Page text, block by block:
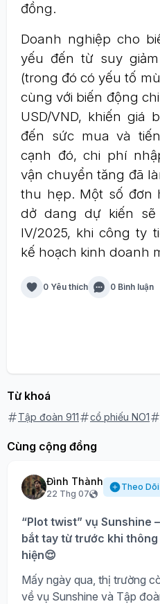
đồng.
Doanh nghiệp cho
yếu đến từ suy
(trong đó có yếu tố
cùng với biến động
USD/VND, khiến giá
đến sức mua và
cạnh đó, chi phí
vận chuyển tăng đã
thu hẹp. Một số đơn
dở dang dự kiến
IV/2025, khi công ty
kế hoạch kinh doanh
0 Yêu thích 0 Bình luận
Từ khoá
Tập đoàn 911 cổ phiếu NO1
Cùng cộng đồng
Đình Thành
22 Thg 07
Theo Dõi
“Plot twist” vụ Sunshine
bắt tay từ trước khi
hiện😌
Mấy ngày qua, thị trường
về vụ Sunshine và Tập